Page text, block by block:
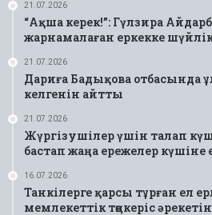
21.07.2026
“Ақша керек!”: Гүлзира
жарнамалаған еркекке
21.07.2026
Дариға Бадықова отбасында
келгенін айтты
21.07.2026
Жүргізушілер үшін талап
бастап жаңа ережелер күшіне
16.07.2026
Танкілерге қарсы тұрған ел
мемлекеттік төңкеріс